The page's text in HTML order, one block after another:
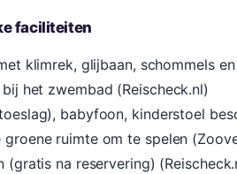
faciliteiten
klimrek, glijbaan, schommels
het zwembad (Reischeck.nl)
babyfoon, kinderstoel
groene ruimte om te spelen
(gratis na reservering)